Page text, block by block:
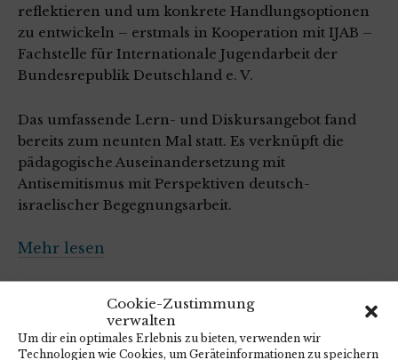
Cookie-Zustimmung
verwalten
Um dir ein optimales Erlebnis zu bieten, verwenden wir
Technologien wie Cookies, um Geräteinformationen zu speichern
reflektieren und um konkrete Handlungsoptionen
zu entwickeln – erstmals in Kooperation mit IJAB –
Fachstelle für Internationale Jugendarbeit der
Bundesrepublik Deutschland e. V.
Das umfassende Lern- und Diskursangebot fand
bereits zum neunten Mal statt. Es verknüpft die
pädagogische Auseinandersetzung mit
Antisemitismus mit Perspektiven deutsch-
israelischer Begegnungsarbeit.
Mehr lesen
Einblicke